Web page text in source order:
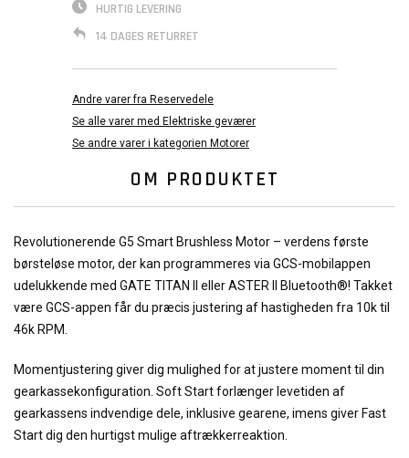
HURTIG LEVERING
14 DAGES RETURRET
Andre varer fra Reservedele
Se alle varer med Elektriske geværer
Se andre varer i kategorien Motorer
OM PRODUKTET
Revolutionerende G5 Smart Brushless Motor – verdens første
børsteløse motor, der kan programmeres via GCS-mobilappen
udelukkende med GATE TITAN II eller ASTER II Bluetooth®! Takket
være GCS-appen får du præcis justering af hastigheden fra 10k til
46k RPM.
Momentjustering giver dig mulighed for at justere moment til din
gearkassekonfiguration. Soft Start forlænger levetiden af
gearkassens indvendige dele, inklusive gearene, imens giver Fast
Start dig den hurtigst mulige aftrækkerreaktion.